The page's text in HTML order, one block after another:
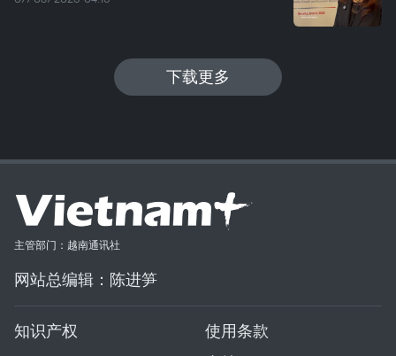
下载更多
主管部门：越南通讯社
网站总编辑：陈进笋
知识产权
使用条款